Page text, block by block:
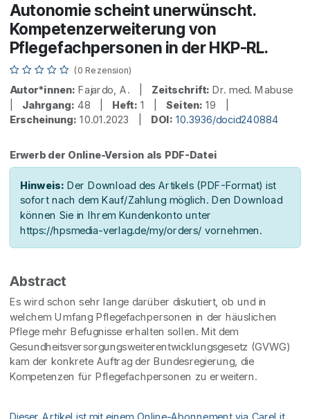
Autonomie scheint unerwünscht.
Kompetenzerweiterung von
Pflegefachpersonen in der HKP-RL.
(0 Rezension)
Autor*innen: Fajardo, A. | Zeitschrift: Dr. med. Mabuse
Jahrgang: 48 | Heft: 1 |Seiten: 19 |
Erscheinung: 10.01.2023 | DOI: 10.3936/docid240884
Erwerb der Online-Version als PDF-Datei
Hinweis: Der Download des Artikels (PDF-Format) ist
sofort nach dem Kauf/Zahlung möglich. Den Download
können Sie in Ihrem Kundenkonto unter
https://hpsmedia-verlag.de/my/orders/ vornehmen.
Abstract
Es wird schon sehr lange darüber diskutiert, ob und in
welchem Umfang Pflegefachpersonen in der häuslichen
Pflege mehr Befugnisse erhalten sollen. Mit dem
Gesundheitsversorgungsweiterentwicklungsgesetz (GVWG)
kam der konkrete Auftrag der Bundesregierung, die
Kompetenzen für Pflegefachpersonen zu erweitern.
Dieser Artikel ist mit einem Online-Abonnement via CareLit